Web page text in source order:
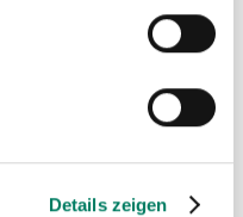
Details zeigen